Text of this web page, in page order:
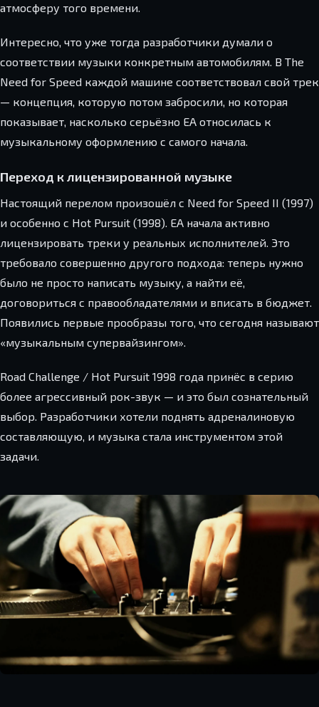
атмосферу того времени.
Интересно, что уже тогда разработчики думали о
соответствии музыки конкретным автомобилям. В The
Need for Speed каждой машине соответствовал свой трек
— концепция, которую потом забросили, но которая
показывает, насколько серьёзно EA относилась к
музыкальному оформлению с самого начала.
Переход к лицензированной музыке
Настоящий перелом произошёл с Need for Speed II (1997)
и особенно с Hot Pursuit (1998). EA начала активно
лицензировать треки у реальных исполнителей. Это
требовало совершенно другого подхода: теперь нужно
было не просто написать музыку, а найти её,
договориться с правообладателями и вписать в бюджет.
Появились первые прообразы того, что сегодня называют
«музыкальным супервайзингом».
Road Challenge / Hot Pursuit 1998 года принёс в серию
более агрессивный рок-звук — и это был сознательный
выбор. Разработчики хотели поднять адреналиновую
составляющую, и музыка стала инструментом этой
задачи.